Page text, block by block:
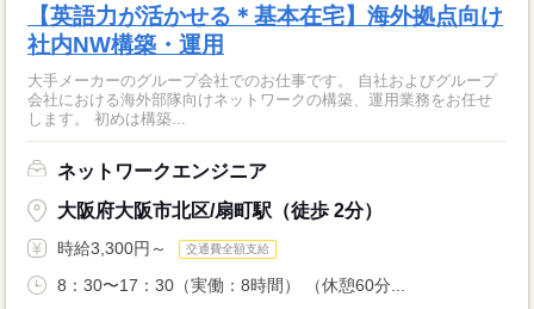
【英語力が活かせる＊基本在宅】海外拠点向け
社内NW構築・運用
大手メーカーのグループ会社でのお仕事です。 自社およびグループ
会社における海外部隊向けネットワークの構築、運用業務をお任せ
します。 初めは構築...
ネットワークエンジニア
大阪府大阪市北区/扇町駅（徒歩 2分）
時給3,300円～ 交通費全額支給
8：30〜17：30（実働：8時間） （休憩60分...